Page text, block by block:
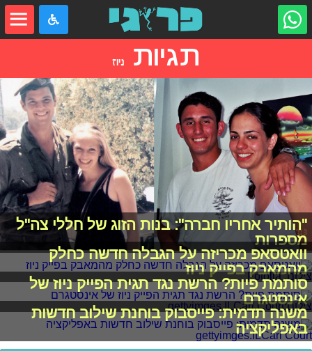
תגיות ניוז
"הותיר אחריו חברה": בנות הזוג של חללי צה"ל
מספרות
וואטסאפ מכריזה על הגבלה חדשה כחלק
מהמאבק בפייק ניוז
סותמת פיות? הרשת נגד תגית הפייק ניוז של
אינסטגרם
משנה תדמית: פייסבוק בוחנת שילוב חדשות
באפליקציה